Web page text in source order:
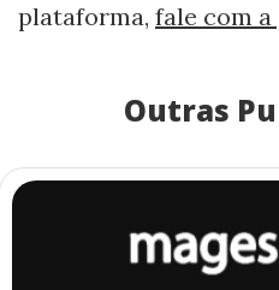
plataforma, fale com a
Outras